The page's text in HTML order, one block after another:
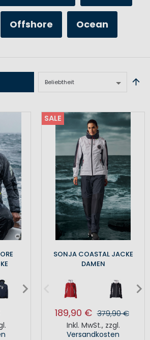
Offshore Ocean
SALE
SONJA COASTAL JACKE
DAMEN
189,90 € 379,90 €
Inkl. MwSt., zzgl.
Versandkosten